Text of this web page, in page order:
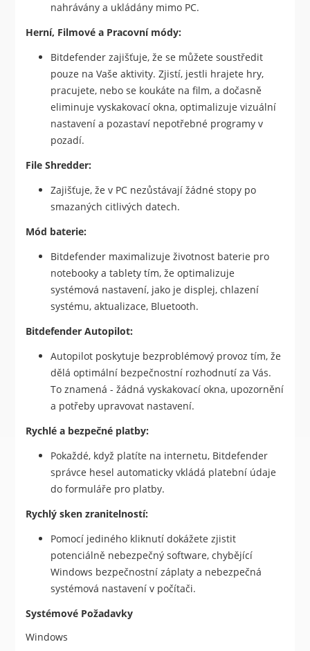
nahrávány a ukládány mimo PC.
Herní, Filmové a Pracovní módy:
Bitdefender zajišťuje, že se můžete soustředit
pouze na Vaše aktivity. Zjistí, jestli hrajete hry,
pracujete, nebo se koukáte na film, a dočasně
eliminuje vyskakovací okna, optimalizuje vizuální
nastavení a pozastaví nepotřebné programy v
pozadí.
File Shredder:
Zajišťuje, že v PC nezůstávají žádné stopy po
smazaných citlivých datech.
Mód baterie:
Bitdefender maximalizuje životnost baterie pro
notebooky a tablety tím, že optimalizuje
systémová nastavení, jako je displej, chlazení
systému, aktualizace, Bluetooth.
Bitdefender Autopilot:
Autopilot poskytuje bezproblémový provoz tím, že
dělá optimální bezpečnostní rozhodnutí za Vás.
To znamená - žádná vyskakovací okna, upozornění
a potřeby upravovat nastavení.
Rychlé a bezpečné platby:
Pokaždé, když platíte na internetu, Bitdefender
správce hesel automaticky vkládá platební údaje
do formuláře pro platby.
Rychlý sken zranitelností:
Pomocí jediného kliknutí dokážete zjistit
potenciálně nebezpečný software, chybějící
Windows bezpečnostní záplaty a nebezpečná
systémová nastavení v počítači.
Systémové Požadavky
Windows